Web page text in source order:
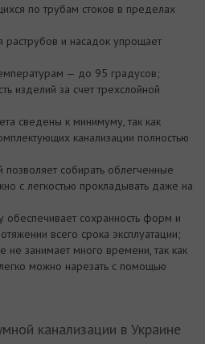
по трубам стоков в пределах
раструбов и насадок упрощает
— до 95 градусов;
изделий за счет трехслойной
сведены к минимуму, так как
канализации полностью
собирать облегченные
с легкостью прокладывать даже на
обеспечивает сохранность форм и
всего срока эксплуатации;
не занимает много времени, так как
можно нарезать с помощью
канализации в Украине